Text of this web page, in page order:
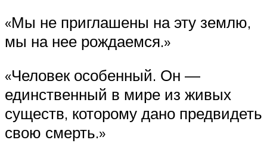
«Мы не приглашены на эту землю,
мы на нее рождаемся.»
«Человек особенный. Он —
единственный в мире из живых
существ, которому дано предвидеть
свою смерть.»